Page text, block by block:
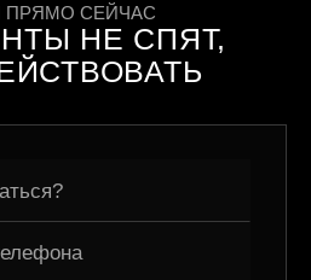
ПРЯМО СЕЙЧАС
НЕ СПЯТ,